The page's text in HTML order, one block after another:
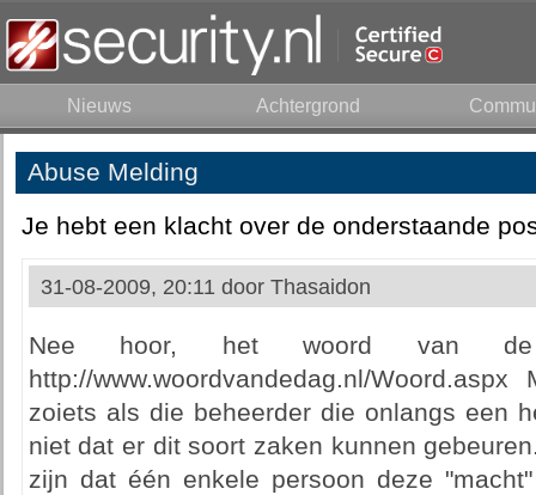
Nieuws Achtergrond
Abuse Melding
Je hebt een klacht over de onderstaande
31-08-2009, 20:11 door Thasaidon
Nee hoor, het woord van de
http://www.woordvandedag.nl/
zoiets als die beheerder die onlangs een
niet dat er dit soort zaken kunnen
zijn dat één enkele persoon deze